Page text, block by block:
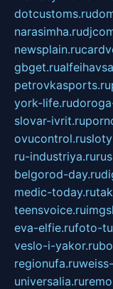
dotcustoms.ru
narasimha.ru
newsplain.ru
gbget.ru
petrovkasports.ru
york-life.ru
slovar-ivrit.ru
ovucontrol.ru
ru-industriya.ru
belgorod-day.ru
medic-today.ru
teensvoice.ru
eva-elfie.rufoto-
veslo-i-yakor.ru
regionufa.ru
universalia.ru